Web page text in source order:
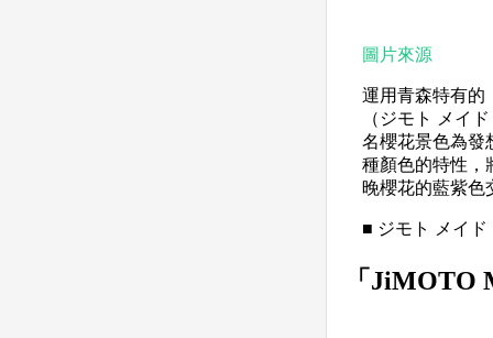
圖片來源
運用青森特有的
（ジモト メイ
名櫻花景色為發
種顏色的特性，
晚櫻花的藍紫色
■ ジモト メイド
「JiMOTO